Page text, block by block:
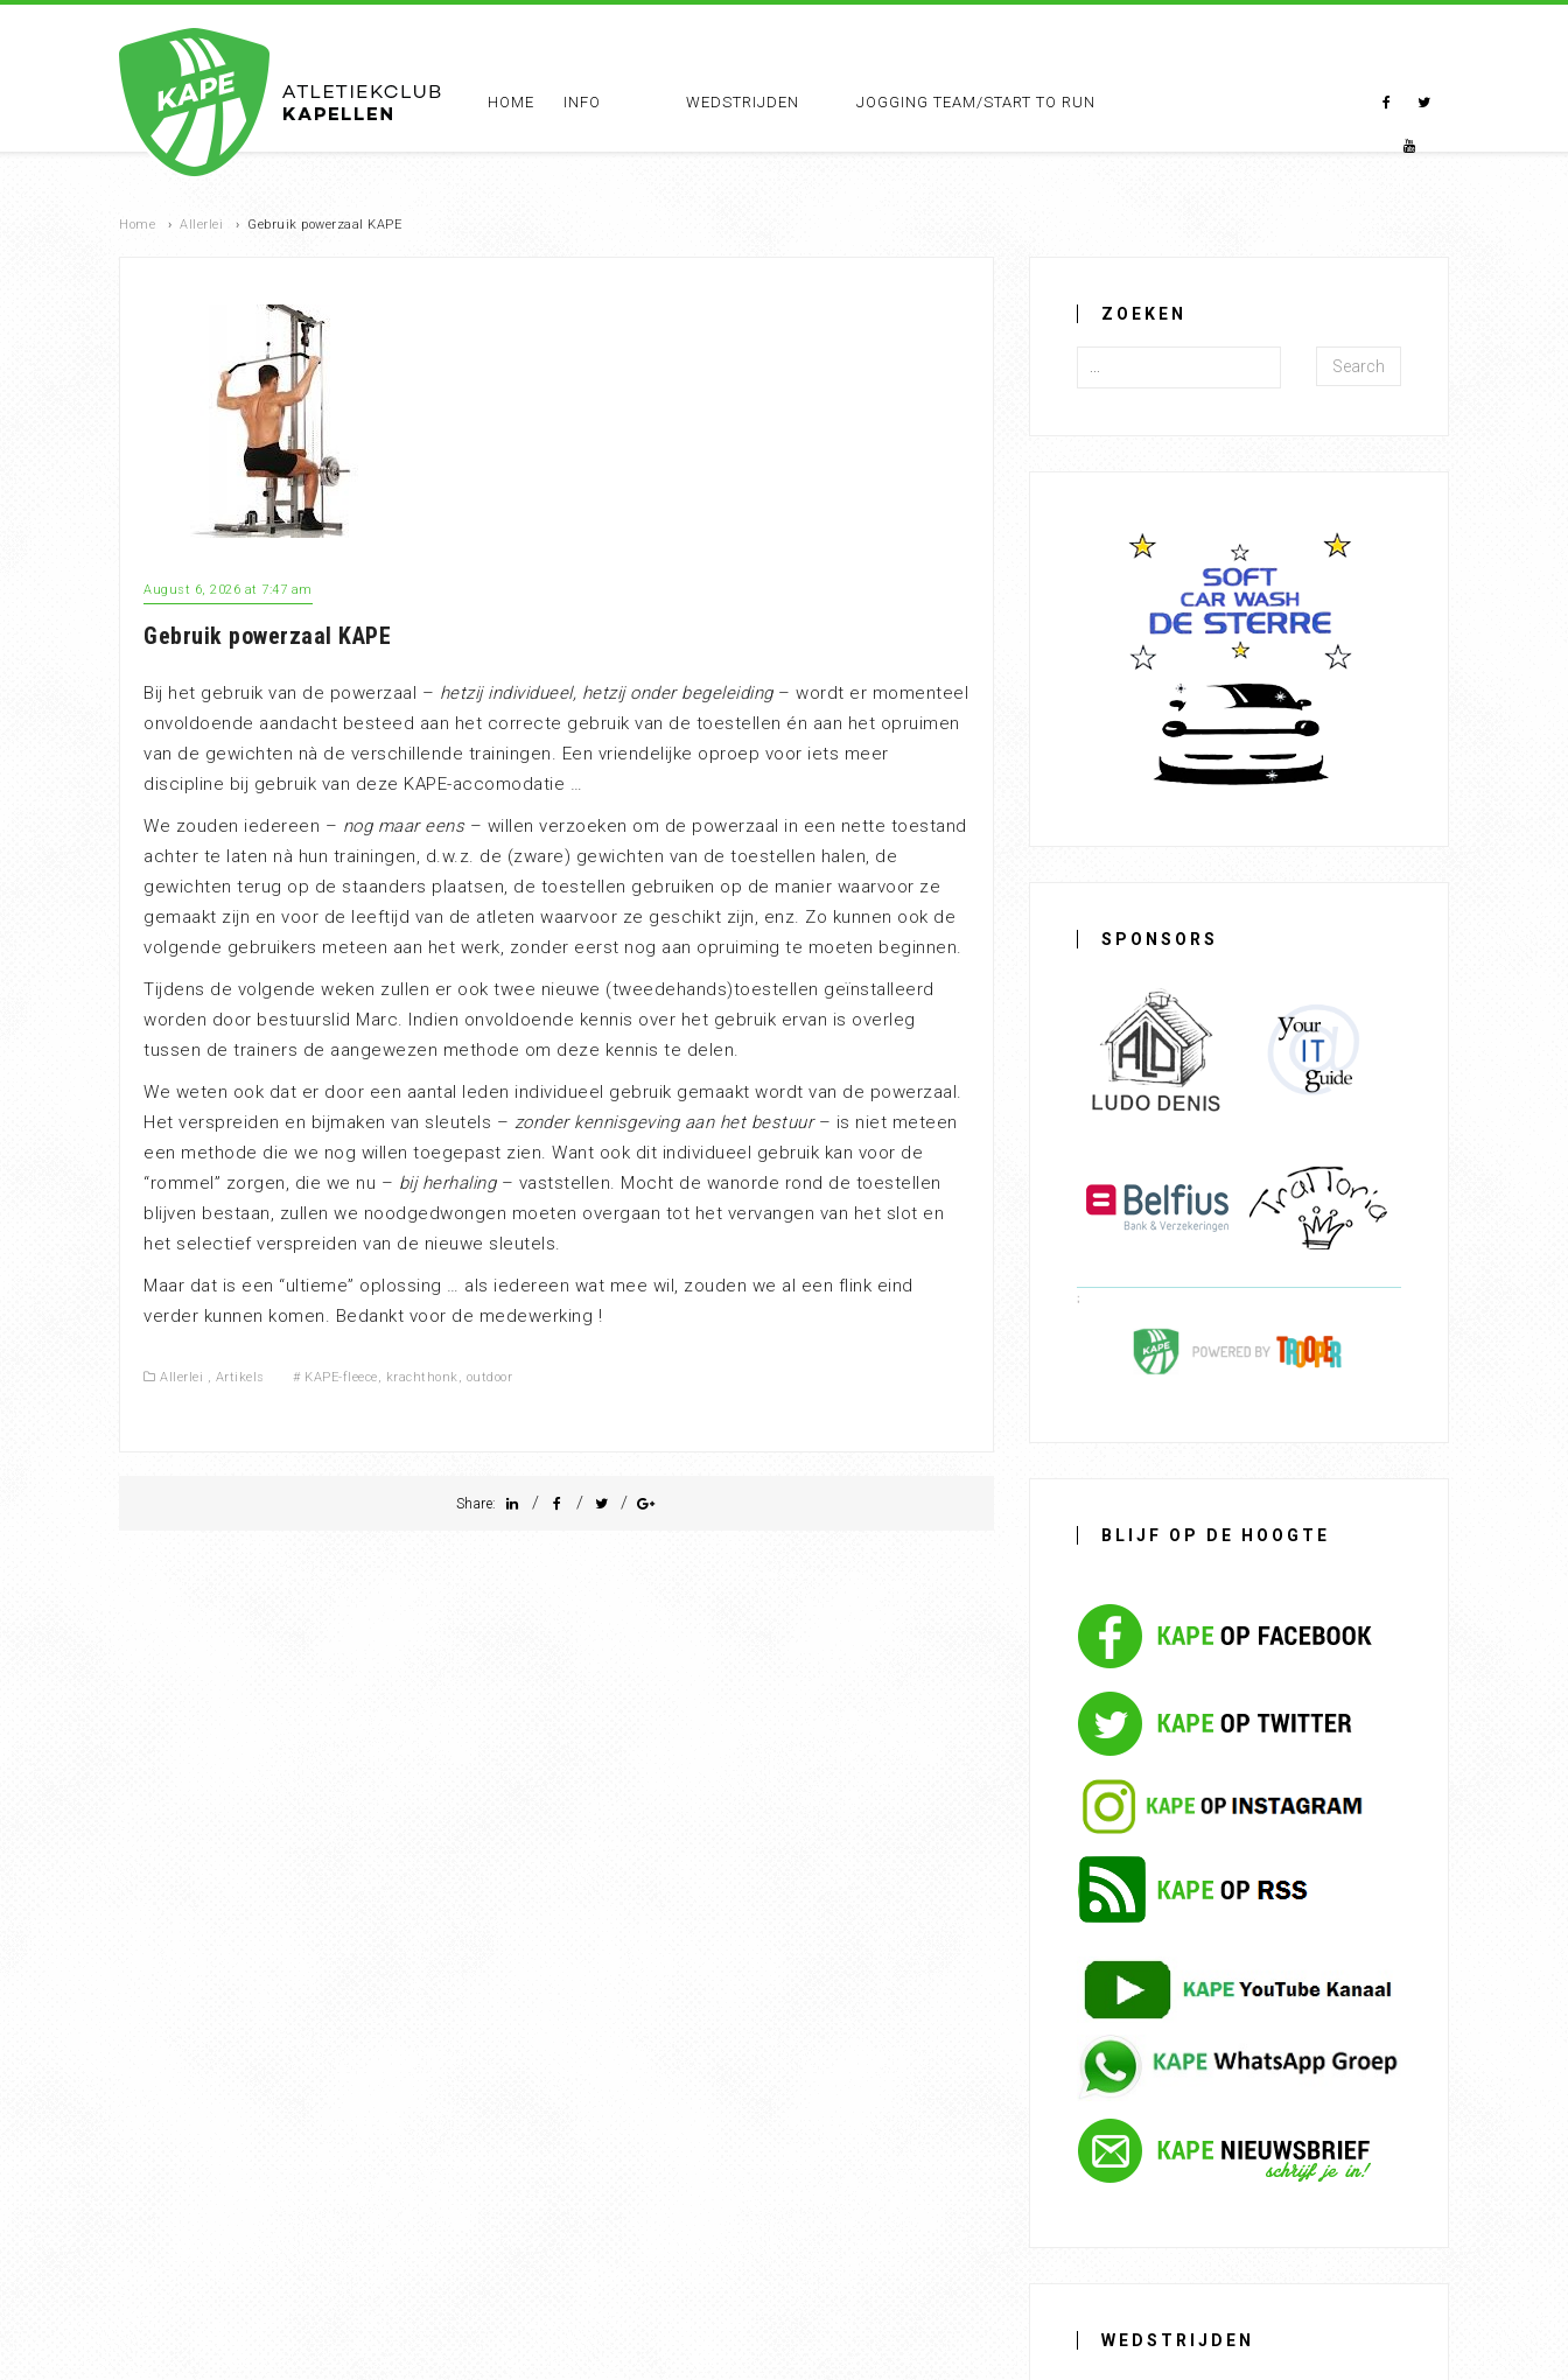
HOME INFO WEDSTRIJDEN JOGGING TEAM/START TO RUN
Home › Allerlei › Gebruik powerzaal KAPE
August 6, 2026 at 7:47 am
Gebruik powerzaal KAPE
Bij het gebruik van de powerzaal – hetzij individueel, hetzij onder begeleiding– wordt er momenteel
onvoldoende aandacht besteed aan het correcte gebruik van de toestellen én aan het opruimen
van de gewichten nà de verschillende trainingen. Een vriendelijke oproep voor iets meer
discipline bij gebruik van deze KAPE-accomodatie …
We zouden iedereen – nog maar eens– willen verzoeken om de powerzaal in een nette toestand
achter te laten nà hun trainingen, d.w.z. de (zware) gewichten van de toestellen halen, de
gewichten terug op de staanders plaatsen, de toestellen gebruiken op de manier waarvoor ze
gemaakt zijn en voor de leeftijd van de atleten waarvoor ze geschikt zijn, enz. Zo kunnen ook de
volgende gebruikers meteen aan het werk, zonder eerst nog aan opruiming te moeten beginnen.
Tijdens de volgende weken zullen er ook twee nieuwe (tweedehands)toestellen geïnstalleerd
worden door bestuurslid Marc. Indien onvoldoende kennis over het gebruik ervan is overleg
tussen de trainers de aangewezen methode om deze kennis te delen.
We weten ook dat er door een aantal leden individueel gebruik gemaakt wordt van de powerzaal.
Het verspreiden en bijmaken van sleutels – zonder kennisgeving aan het bestuur– is niet meteen
een methode die we nog willen toegepast zien. Want ook dit individueel gebruik kan voor de
“rommel” zorgen, die we nu – bij herhaling– vaststellen. Mocht de wanorde rond de toestellen
blijven bestaan, zullen we noodgedwongen moeten overgaan tot het vervangen van het slot en
het selectief verspreiden van de nieuwe sleutels.
Maar dat is een “ultieme” oplossing … als iedereen wat mee wil, zouden we al een flink eind
verder kunnen komen. Bedankt voor de medewerking !
Allerlei , Artikels # KAPE-fleece, krachthonk, outdoor
Share: / / /
ZOEKEN
Search
SPONSORS
BLIJF OP DE HOOGTE
WEDSTRIJDEN